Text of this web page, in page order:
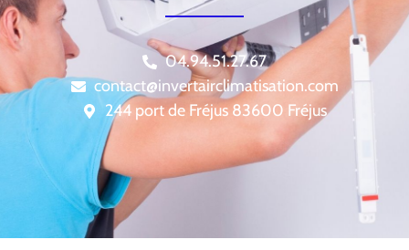
04.94.51.27.67
contact@invertairclimatisation.com
244 port de Fréjus 83600 Fréjus